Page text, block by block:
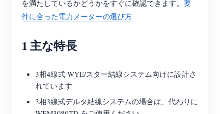
FAQ
ニュース
ブログ
IAMMETER 活動
フォーラム
App Store
サイトを探す
PVランキング
会社情報
を満たしているかどうかをすぐに確認できます。 要
件に合った電力メーターの選び方
1 主な特長
3相4線式 WYE/スター結線システム向けに設計さ
れています
3相3線式デルタ結線システムの場合は、代わりに